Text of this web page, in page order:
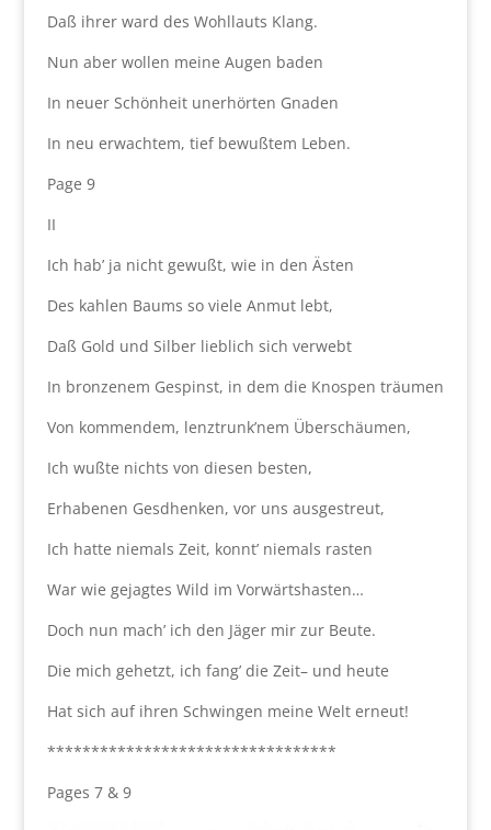
Daß ihrer ward des Wohllauts Klang.
Nun aber wollen meine Augen baden
In neuer Schönheit unerhörten Gnaden
In neu erwachtem, tief bewußtem Leben.
Page 9
II
Ich hab’ ja nicht gewußt, wie in den Ästen
Des kahlen Baums so viele Anmut lebt,
Daß Gold und Silber lieblich sich verwebt
In bronzenem Gespinst, in dem die Knospen träumen
Von kommendem, lenztrunk’nem Überschäumen,
Ich wußte nichts von diesen besten,
Erhabenen Gesdhenken, vor uns ausgestreut,
Ich hatte niemals Zeit, konnt’ niemals rasten
War wie gejagtes Wild im Vorwärtshasten…
Doch nun mach’ ich den Jäger mir zur Beute.
Die mich gehetzt, ich fang’ die Zeit– und heute
Hat sich auf ihren Schwingen meine Welt erneut!
*********************************
Pages 7 & 9